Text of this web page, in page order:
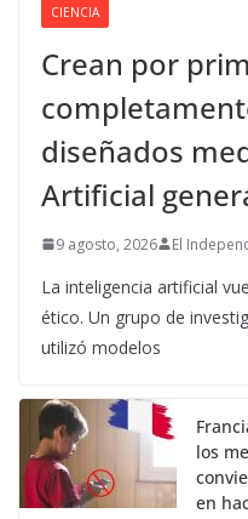
CIENCIA
Crean por
diseñados
Artificial
9 agosto, 2026 El
La inteligencia artificial
ético. Un grupo de
utilizó modelos
los
en